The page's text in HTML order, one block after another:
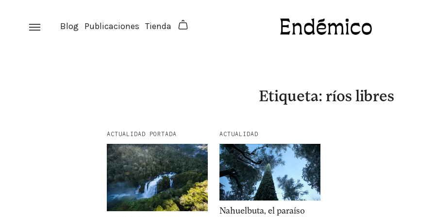
Blog Publicaciones Tienda
Etiqueta: ríos libres
ACTUALIDAD PORTADA ACTUALIDAD
Nahuelbuta, el paraíso
Explora la cultura creativa en torno al movimiento
socioambiental con Endémico.